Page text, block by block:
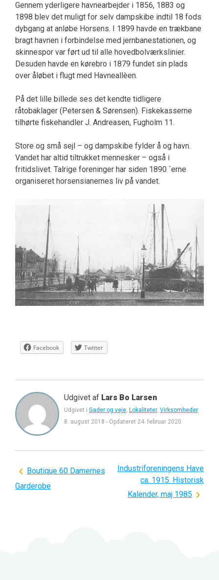
Gennem yderligere havnearbejder i 1856, 1883 og
1898 blev det muligt for selv dampskibe indtil 18 fods
dybgang at anløbe Horsens. I 1899 havde en trækbane
bragt havnen i forbindelse med jernbanestationen, og
skinnespor var ført ud til alle hovedbolværkslinier.
Desuden havde en kørebro i 1879 fundet sin plads
over åløbet i flugt med Havneallèen.
På det lille billede ses det kendte tidligere
råtobaklager (Petersen & Sørensen). Fiskekasserne
tilhørte fiskehandler J. Andreasen, Fugholm 11.
Store og små sejl – og dampskibe fylder å og havn.
Vandet har altid tiltrukket mennesker – også i
fritidslivet. Talrige foreninger har siden 1890 `erne
organiseret horsensianernes liv på vandet.
Facebook Twitter
Udgivet af Lars Bo Larsen
Udgivet i Gader og veje, Lokaliteter, Virksomheder
8. august 2018 - Opdateret 24. februar 2020
Indlægsnavigation
Boutique 60 Damernes
Garderobe
Industriforeningens Have
ca. 1915. Historisk
Kalender, maj 1985